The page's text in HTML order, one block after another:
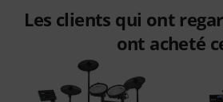
Les clients qui ont
ont acheté